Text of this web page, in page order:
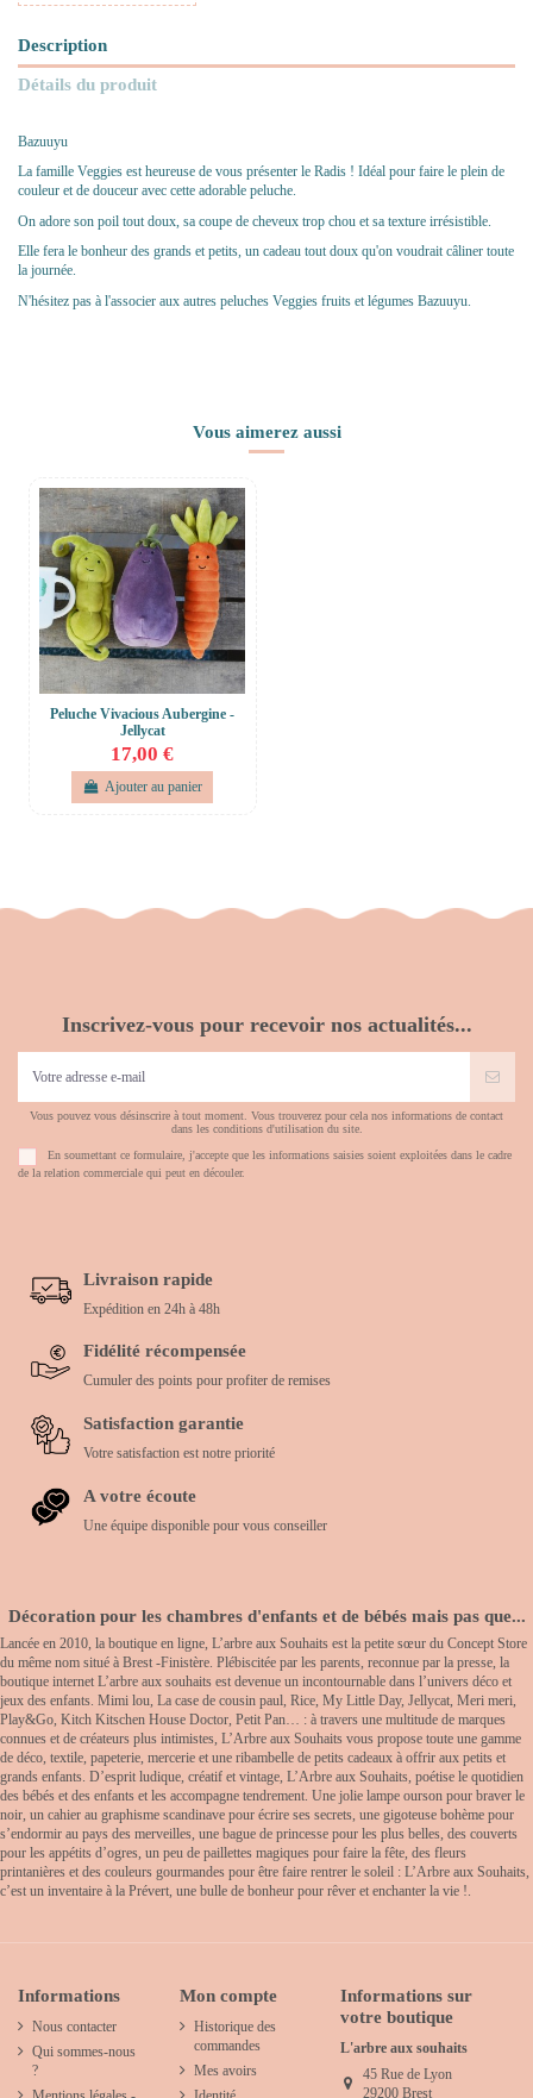
Description
Détails du produit
Bazuuyu
La famille Veggies est heureuse de vous présenter le Radis ! Idéal pour faire le plein de
couleur et de douceur avec cette adorable peluche.
On adore son poil tout doux, sa coupe de cheveux trop chou et sa texture irrésistible.
Elle fera le bonheur des grands et petits, un cadeau tout doux qu'on voudrait câliner toute
la journée.
N'hésitez pas à l'associer aux autres peluches Veggies fruits et légumes Bazuuyu.
Vous aimerez aussi
Peluche Vivacious Aubergine -
Jellycat
17,00 €
Ajouter au panier
Inscrivez-vous pour recevoir nos actualités...
Vous pouvez vous désinscrire à tout moment. Vous trouverez pour cela nos informations de contact
dans les conditions d'utilisation du site.
En soumettant ce formulaire, j'accepte que les informations saisies soient exploitées dans le cadre
de la relation commerciale qui peut en découler.
Livraison rapide
Expédition en 24h à 48h
Fidélité récompensée
Cumuler des points pour profiter de remises
Satisfaction garantie
Votre satisfaction est notre priorité
A votre écoute
Une équipe disponible pour vous conseiller
Décoration pour les chambres d'enfants et de bébés mais pas que...
Lancée en 2010, la boutique en ligne, L’arbre aux Souhaits est la petite sœur du Concept Store
du même nom situé à Brest -Finistère. Plébiscitée par les parents, reconnue par la presse, la
boutique internet L’arbre aux souhaits est devenue un incontournable dans l’univers déco et
jeux des enfants. Mimi lou, La case de cousin paul, Rice, My Little Day, Jellycat, Meri meri,
Play&Go, Kitch Kitschen House Doctor, Petit Pan… : à travers une multitude de marques
connues et de créateurs plus intimistes, L’Arbre aux Souhaits vous propose toute une gamme
de déco, textile, papeterie, mercerie et une ribambelle de petits cadeaux à offrir aux petits et
grands enfants. D’esprit ludique, créatif et vintage, L’Arbre aux Souhaits, poétise le quotidien
des bébés et des enfants et les accompagne tendrement. Une jolie lampe ourson pour braver le
noir, un cahier au graphisme scandinave pour écrire ses secrets, une gigoteuse bohème pour
s’endormir au pays des merveilles, une bague de princesse pour les plus belles, des couverts
pour les appétits d’ogres, un peu de paillettes magiques pour faire la fête, des fleurs
printanières et des couleurs gourmandes pour être faire rentrer le soleil : L’Arbre aux Souhaits,
c’est un inventaire à la Prévert, une bulle de bonheur pour rêver et enchanter la vie !.
Informations
Nous contacter
Qui sommes-nous
?
Mon compte
Historique des
commandes
Mes avoirs
Informations sur
votre boutique
L'arbre aux souhaits
45 Rue de Lyon
29200 Brest